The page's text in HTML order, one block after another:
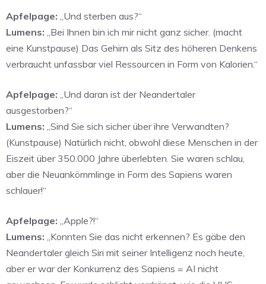
Apfelpage: „Und sterben aus?“
Lumens: „Bei Ihnen bin ich mir nicht ganz sicher. (macht
eine Kunstpause) Das Gehirn als Sitz des höheren Denkens
verbraucht unfassbar viel Ressourcen in Form von Kalorien.“
Apfelpage: „Und daran ist der Neandertaler
ausgestorben?“
Lumens: „Sind Sie sich sicher über ihre Verwandten?
(Kunstpause) Natürlich nicht, obwohl diese Menschen in der
Eiszeit über 350.000 Jahre überlebten. Sie waren schlau,
aber die Neuankömmlinge in Form des Sapiens waren
schlauer!“
Apfelpage: „Apple?!“
Lumens: „Konnten Sie das nicht erkennen? Es gäbe den
Neandertaler gleich Siri mit seiner Intelligenz noch heute,
aber er war der Konkurrenz des Sapiens = AI nicht